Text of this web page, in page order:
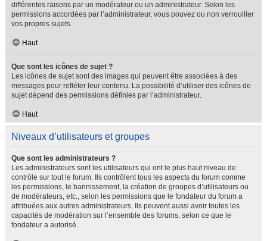
différentes raisons par un modérateur ou un administrateur. Selon les
permissions accordées par l’administrateur, vous pouvez ou non verrouiller
vos propres sujets.
Haut
Que sont les icônes de sujet ?
Les icônes de sujet sont des images qui peuvent être associées à des
messages pour refléter leur contenu. La possibilité d’utiliser des icônes de
sujet dépend des permissions définies par l’administrateur.
Haut
Niveaux d’utilisateurs et groupes
Que sont les administrateurs ?
Les administrateurs sont les utilisateurs qui ont le plus haut niveau de
contrôle sur tout le forum. Ils contrôlent tous les aspects du forum comme
les permissions, le bannissement, la création de groupes d’utilisateurs ou
de modérateurs, etc., selon les permissions que le fondateur du forum a
attribuées aux autres administrateurs. Ils peuvent aussi avoir toutes les
capacités de modération sur l’ensemble des forums, selon ce que le
fondateur a autorisé.